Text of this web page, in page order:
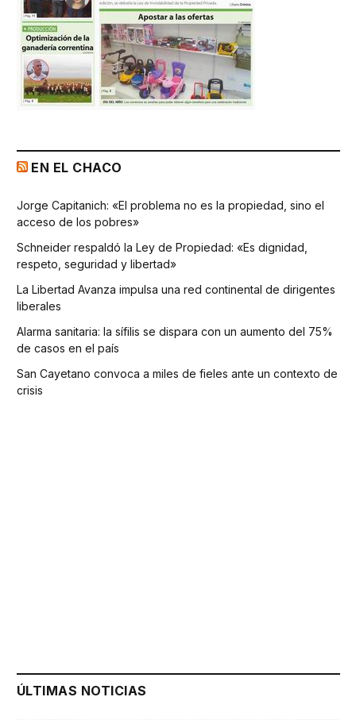
EN EL CHACO
Jorge Capitanich: «El problema no es la propiedad, sino el
acceso de los pobres»
Schneider respaldó la Ley de Propiedad: «Es dignidad,
respeto, seguridad y libertad»
La Libertad Avanza impulsa una red continental de dirigentes
liberales
Alarma sanitaria: la sífilis se dispara con un aumento del 75%
de casos en el país
San Cayetano convoca a miles de fieles ante un contexto de
crisis
ÚLTIMAS NOTICIAS